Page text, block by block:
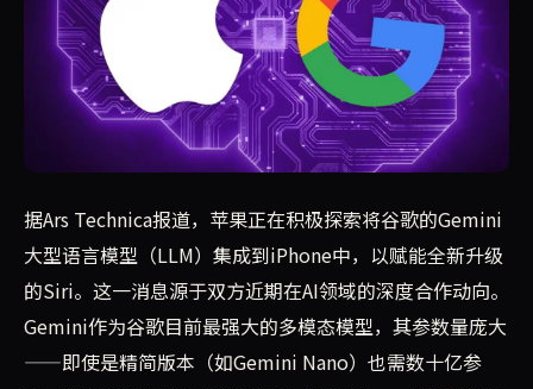
苹果正在尝试将谷歌的Gemini大型语言模型压缩适配至
据Ars Technica报道，苹果正在积极探索将谷歌的Gemini
大型语言模型（LLM）集成到iPhone中，以赋能全新升级
的Siri。这一消息源于双方近期在AI领域的深度合作动向。
Gemini作为谷歌目前最强大的多模态模型，其参数量庞大
——即使是精简版本（如Gemini Nano）也需数十亿参